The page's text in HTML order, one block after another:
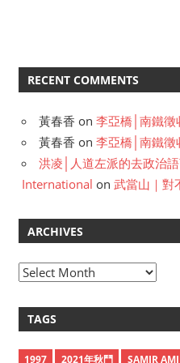
RECENT COMMENTS
黃春香 on 李亞橋│南鐵
黃春香 on 李亞橋│南鐵
洪凌│人道左派的去政治
International on 武當山｜對
ARCHIVES
A
h
TAGS
1997 2021年秋鬥 SAMIR